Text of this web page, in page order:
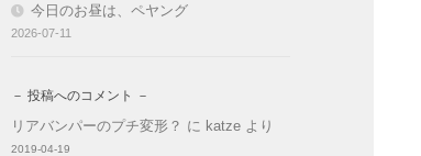
今日のお昼は、ペヤング
2026-07-11
－ 投稿へのコメント －
リアバンパーのプチ変形？ に katze より
2019-04-19